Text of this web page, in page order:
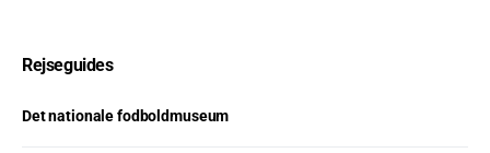
Rejseguides
Det nationale fodboldmuseum